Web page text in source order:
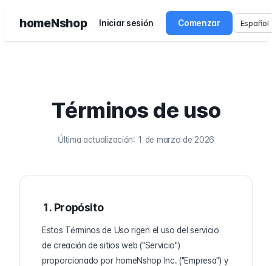
homeNshop Iniciar sesión Comenzar
Términos de uso
Última actualización: 1 de marzo de 2026
1. Propósito
Estos Términos de Uso rigen el uso del servicio
de creación de sitios web ("Servicio")
proporcionado por homeNshop Inc. ("Empresa") y